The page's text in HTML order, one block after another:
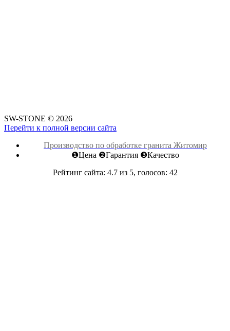
SW-STONE © 2026
Перейти к полной версии сайта
Производство по обработке гранита Житомир
❶Цена ❷Гарантия ❸Качество
Рейтинг сайта: 4.7из 5, голосов: 42